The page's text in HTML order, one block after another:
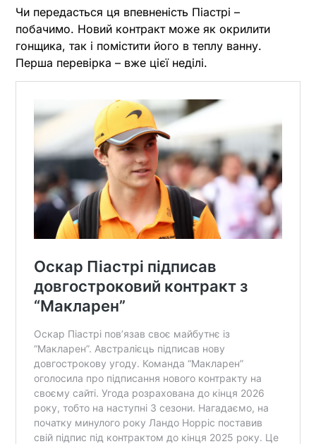
Чи передасться ця впевненість Піастрі –
побачимо. Новий контракт може як окрилити
гонщика, так і помістити його в теплу ванну.
Перша перевірка – вже цієї неділі.